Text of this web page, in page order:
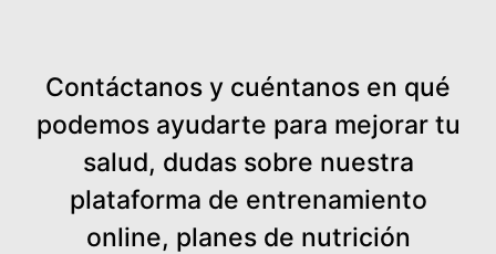
Contáctanos y cuéntanos en qué
podemos ayudarte para mejorar tu
salud, dudas sobre nuestra
plataforma de entrenamiento
online, planes de nutrición